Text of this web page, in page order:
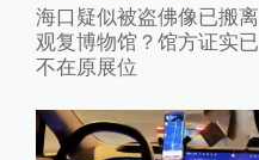
海口疑似被盗佛像已搬离
观复博物馆？馆方证实已
不在原展位